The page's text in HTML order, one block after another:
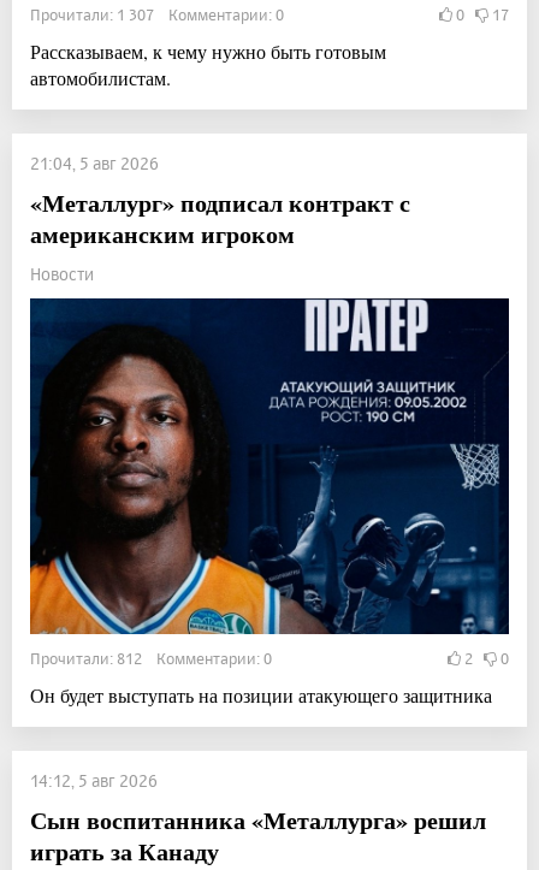
Прочитали: 1 307 Комментарии: 0 0 17
Рассказываем, к чему нужно быть готовым
автомобилистам.
21:04, 5 авг 2026
«Металлург» подписал контракт с
американским игроком
Новости
Прочитали: 812 Комментарии: 0 2 0
Он будет выступать на позиции атакующего защитника
14:12, 5 авг 2026
Сын воспитанника «Металлурга» решил
играть за Канаду